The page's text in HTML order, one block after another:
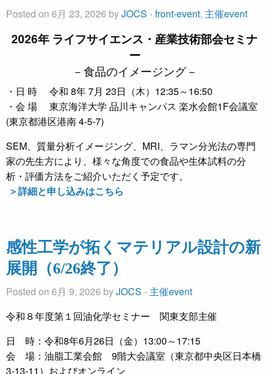
Posted on 6月 23, 2026 byJOCS -front-event, 主催event
2026年 ライフサイエンス・産業技術部会セミナ
ー
－食品のイメージング－
・日 時 令和 8年 7月 23日（木）12:35～16:50
・会 場 東京海洋大学 品川キャンパス 楽水会館1F会議室
(東京都港区港南 4-5-7)
SEM、質量分析イメージング、MRI、ラマン分光法の専門
家の先生方により、様々な角度での食品や生体試料の分
析・評価方法をご紹介いただく予定です。
＞詳細と申し込みはこちら
感性工学が拓くマテリアル設計の新
展開（6/26終了）
Posted on 6月 9, 2026 byJOCS - 主催event
令和８年度第１回油化学セミナー 関東支部主催
日 時：令和8年6月26日（金）13:00～17:15
会 場：油脂工業会館 9階大会議室（東京都中央区日本橋
3-13-11）およびオンライン